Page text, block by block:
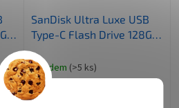
SanDisk Ultra Luxe USB
Type-C Flash Drive 128GB
/ USB Type-C / USB 3.2
Gen 1 / Premium Metal
Design
Skladem (>5 ks)
813 Kč